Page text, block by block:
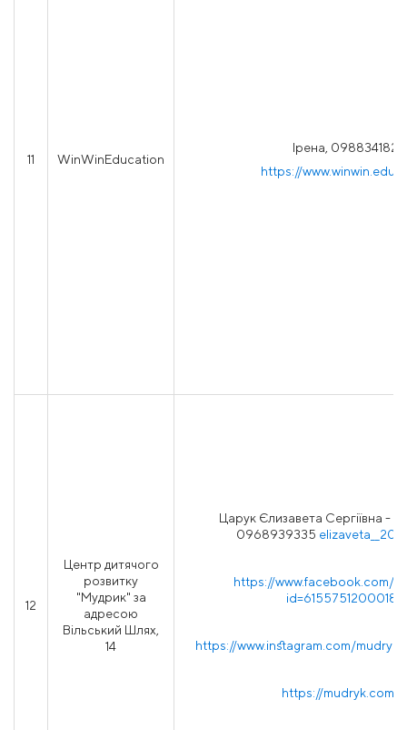
11 WinWinEducation
Ірена, 0988341826
https://
12
Центр дитячого
розвитку
"Мудрик" за
адресою
Вільський Шлях,
14
Царук Єлизавета Сергіївна -
0968939335
https://www.facebook.com/
https://www.instagram.com/
https://